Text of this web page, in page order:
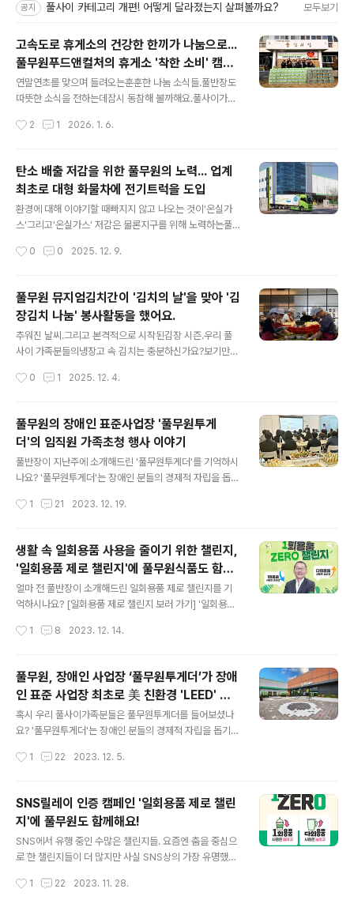
공지 풀사이 카테고리 개편! 어떻게 달라졌는지 살펴볼까요? 모두보기
고속도로 휴게소의 건강한 한끼가 나눔으로...
풀무원푸드앤컬처의 휴게소 '착한 소비' 캠페
인
연말연초를 맞으며 들려오는훈훈한 나눔 소식들.풀반장도
따뜻한 소식을 전하는데잠시 동참해 볼까해요.풀사이가족
휴게소를 운영 중이죠.그래서 휴게소 운영과나눔을 어떻게
나눔 메뉴'로 선정.해당 메뉴가 1개 판매될 때마다100원을
적립하는 방식으로 기부금을 조성했다고해요.경기 광주와
원주를 잇는 광주원주고속도로 내경기광주휴게소(광주·원
주방향), 양평휴게소(광주·원주방향) 등4개 휴게소에서 운
즐길 수 있어남녀노소 누구나 찾는 인기 메뉴인 '곤지암식
2 1 2026. 1. 6.
탄소 배출 저감을 위한 풀무원의 노력... 업계
최초로 대형 화물차에 전기트럭을 도입
환경에 대해 이야기할 때빠지지 않고 나오는 것이'온실가
스'그리고'온실가스' 저감은 물론지구를 위해 노력하는풀
꿨습니다.풀무원 물류현장의기존 대형 디젤화물차를18톤
류차 전환이소형 트럭 중심으로 이뤄져 왔는데요.아무래도
대형 화물차는주행 거리와 충전 인프라 한계로 도입이 어
려웠기 때문이죠.하지만 풀무원은 이러한 제약에도 불구하
고ESG 실천 의지를 바탕으로온실가스 배출이 많은 대형
화물차에업. 계. 최. 초!!!로 전기트럭을 도입했답니다.이번
공급 협약을 체결한 후차량 출고와 냉동탑차 제작 및 도색
0 0 2025. 12. 9.
풀무원 뮤지엄김치간이 '김치의 날'을 맞아 '김
장김치 나눔' 봉사활동을 했어요.
추워진 날씨.그리고 본격적으로 시작된김장 시즌.우리 풀
사이 가족분들의냉장고 속 김치는 충분하신가요?보기만
계층에게는다소 먼 이야기더라고요.그래서.풀무원 '뮤지엄
로구 인사동에 '뮤지엄김치간'으로 새롭게 개관 후국내외
에 김치와 김장 문화를널리 알리고 보존하는데 앞장서 왔
는데요.2016년부터는매년 종로구 자원봉사센터와 협력해
지역 내 홀몸 어르신과취약계층 가구 지원을 위해'김장김
가얼마 전 뮤지엄김치간 6층 '김장마루'에서 열렸다는 사
물 빼..
0 1 2025. 12. 4.
풀무원의 장애인 표준사업장 '풀무원투게
더'의 임직원 가족초청 행사 이야기
풀반장이 지난주에 소개해드린 '풀무원투게더'를 기억하시
나요? '풀무원투게더'는 장애인 분들의 경제적 자립을 돕기
회사형 장애인 표준 사업장인데요. 장애인분들의 근로환경
D인증, 장애인 표준 사업장 인증, BF인증까지 총 3개의 인
증을 획득했다는 내용이었죠. [풀무원투게더의 인증들을
자세히 알아볼까요?] 현재 '풀무원투게더'는 작년 9월 한국
장애인고용공단과 자회사형 장애인 표준사업장 설립 협약
을 맺고 지난 7월 준공 후 성공적으로 운영 중인데요. 얼마
0여 명을 초대하는 행사를 가졌어요. 장애인분들의 자립을
1 21 2023. 12. 19.
생활 속 일회용품 사용을 줄이기 위한 챌린지,
'일회용품 제로 챌린지'에 풀무원식품도 함께
해요!
얼마 전 풀반장이 소개해드린 일회용품 제로 챌린지를 기
억하시나요? [일회용품 제로 챌린지 보러 가기] '일회용품
다회용품 사용에 적극 동참할 것을 요청하는 환경부 주도
을 쓰지 않는다'라는 의미의 숫자 '1'과 '0'을 표현한 사진
또는 영상을 SNS에 올리고 다음 참여자 2명을 지명하는
방식으로 진행되고 있어요. 그리고 얼마전 풀무원의 이효
율 총괄 CEO가 대한항공 C&D 최덕진 대표의 지명을 받
아 미션인증 사진을 올리기도 했었죠. 그런데 이번 챌린지
아 응? 다시 돌아왔네요?! 두둥! 풀무원식품 김진홍 대표가
1 8 2023. 12. 14.
풀무원, 장애인 사업장 ‘풀무원투게더’가 장애
인 표준 사업장 최초로 美 친환경 'LEED' 인
증을 받았어요!!
혹시 우리 풀사이가족분들은 풀무원투게더를 들어보셨나
요? '풀무원투게더'는 장애인 분들의 경제적 자립을 돕기
회사형 장애인 표준 사업장인데요. 바로 이 '풀무원투게
r Free, 장애물 없는 생활환경)까지 총 3개 인증을 획득했
다는 사실!!! 뭔가 인증을 막 3개씩이나 획득했다고 하니 대
단하다는 생각이 팍팍 들지만 무슨 인증인지는 잘 모르겠
다고요? 풀반장과 함께 지금부터 하나씩 살펴보도록해요.
버전인 V4에서 플래티넘에 이어 두 번째로 높은 등급인데
1 22 2023. 12. 5.
SNS릴레이 인증 캠페인 '일회용품 제로 챌린
지'에 풀무원도 함께해요!
SNS에서 유행 중인 수많은 챌린지들. 요즘엔 춤을 중심으
로 한 챌린지들이 더 많지만 사실 SNS상의 가장 유명했던
린지'가 아닌가 싶어요. 국내외 유명인들이 적극적으로 동
1 22 2023. 11. 28.